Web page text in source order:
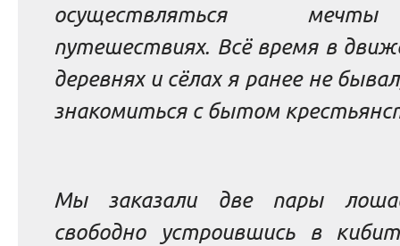
осуществляться
путешествиях. Всё время в
деревнях и сёлах я ранее не
знакомиться с бытом
Мы заказали две пары
свободно устроившись в